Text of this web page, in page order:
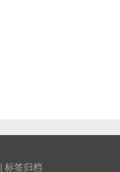
| 标签归档